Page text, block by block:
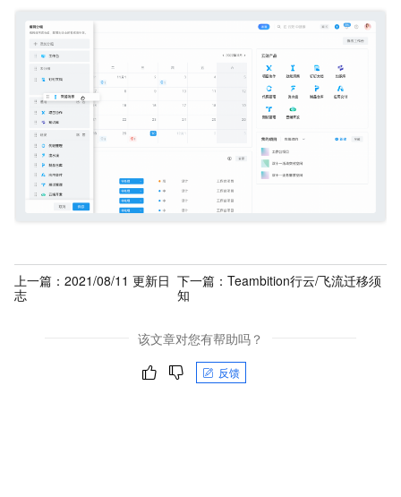
上一篇： 2021/08/11 更新日
志
下一篇： Teambition行云/飞流迁移须
知
该文章对您有帮助吗？
反馈